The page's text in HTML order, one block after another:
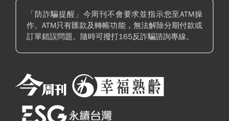
「防詐騙提醒」今周刊不會要求並指示您至ATM操
作。ATM只有匯款及轉帳功能，無法解除分期付款或
訂單錯誤問題。隨時可撥打165反詐騙諮詢專線。